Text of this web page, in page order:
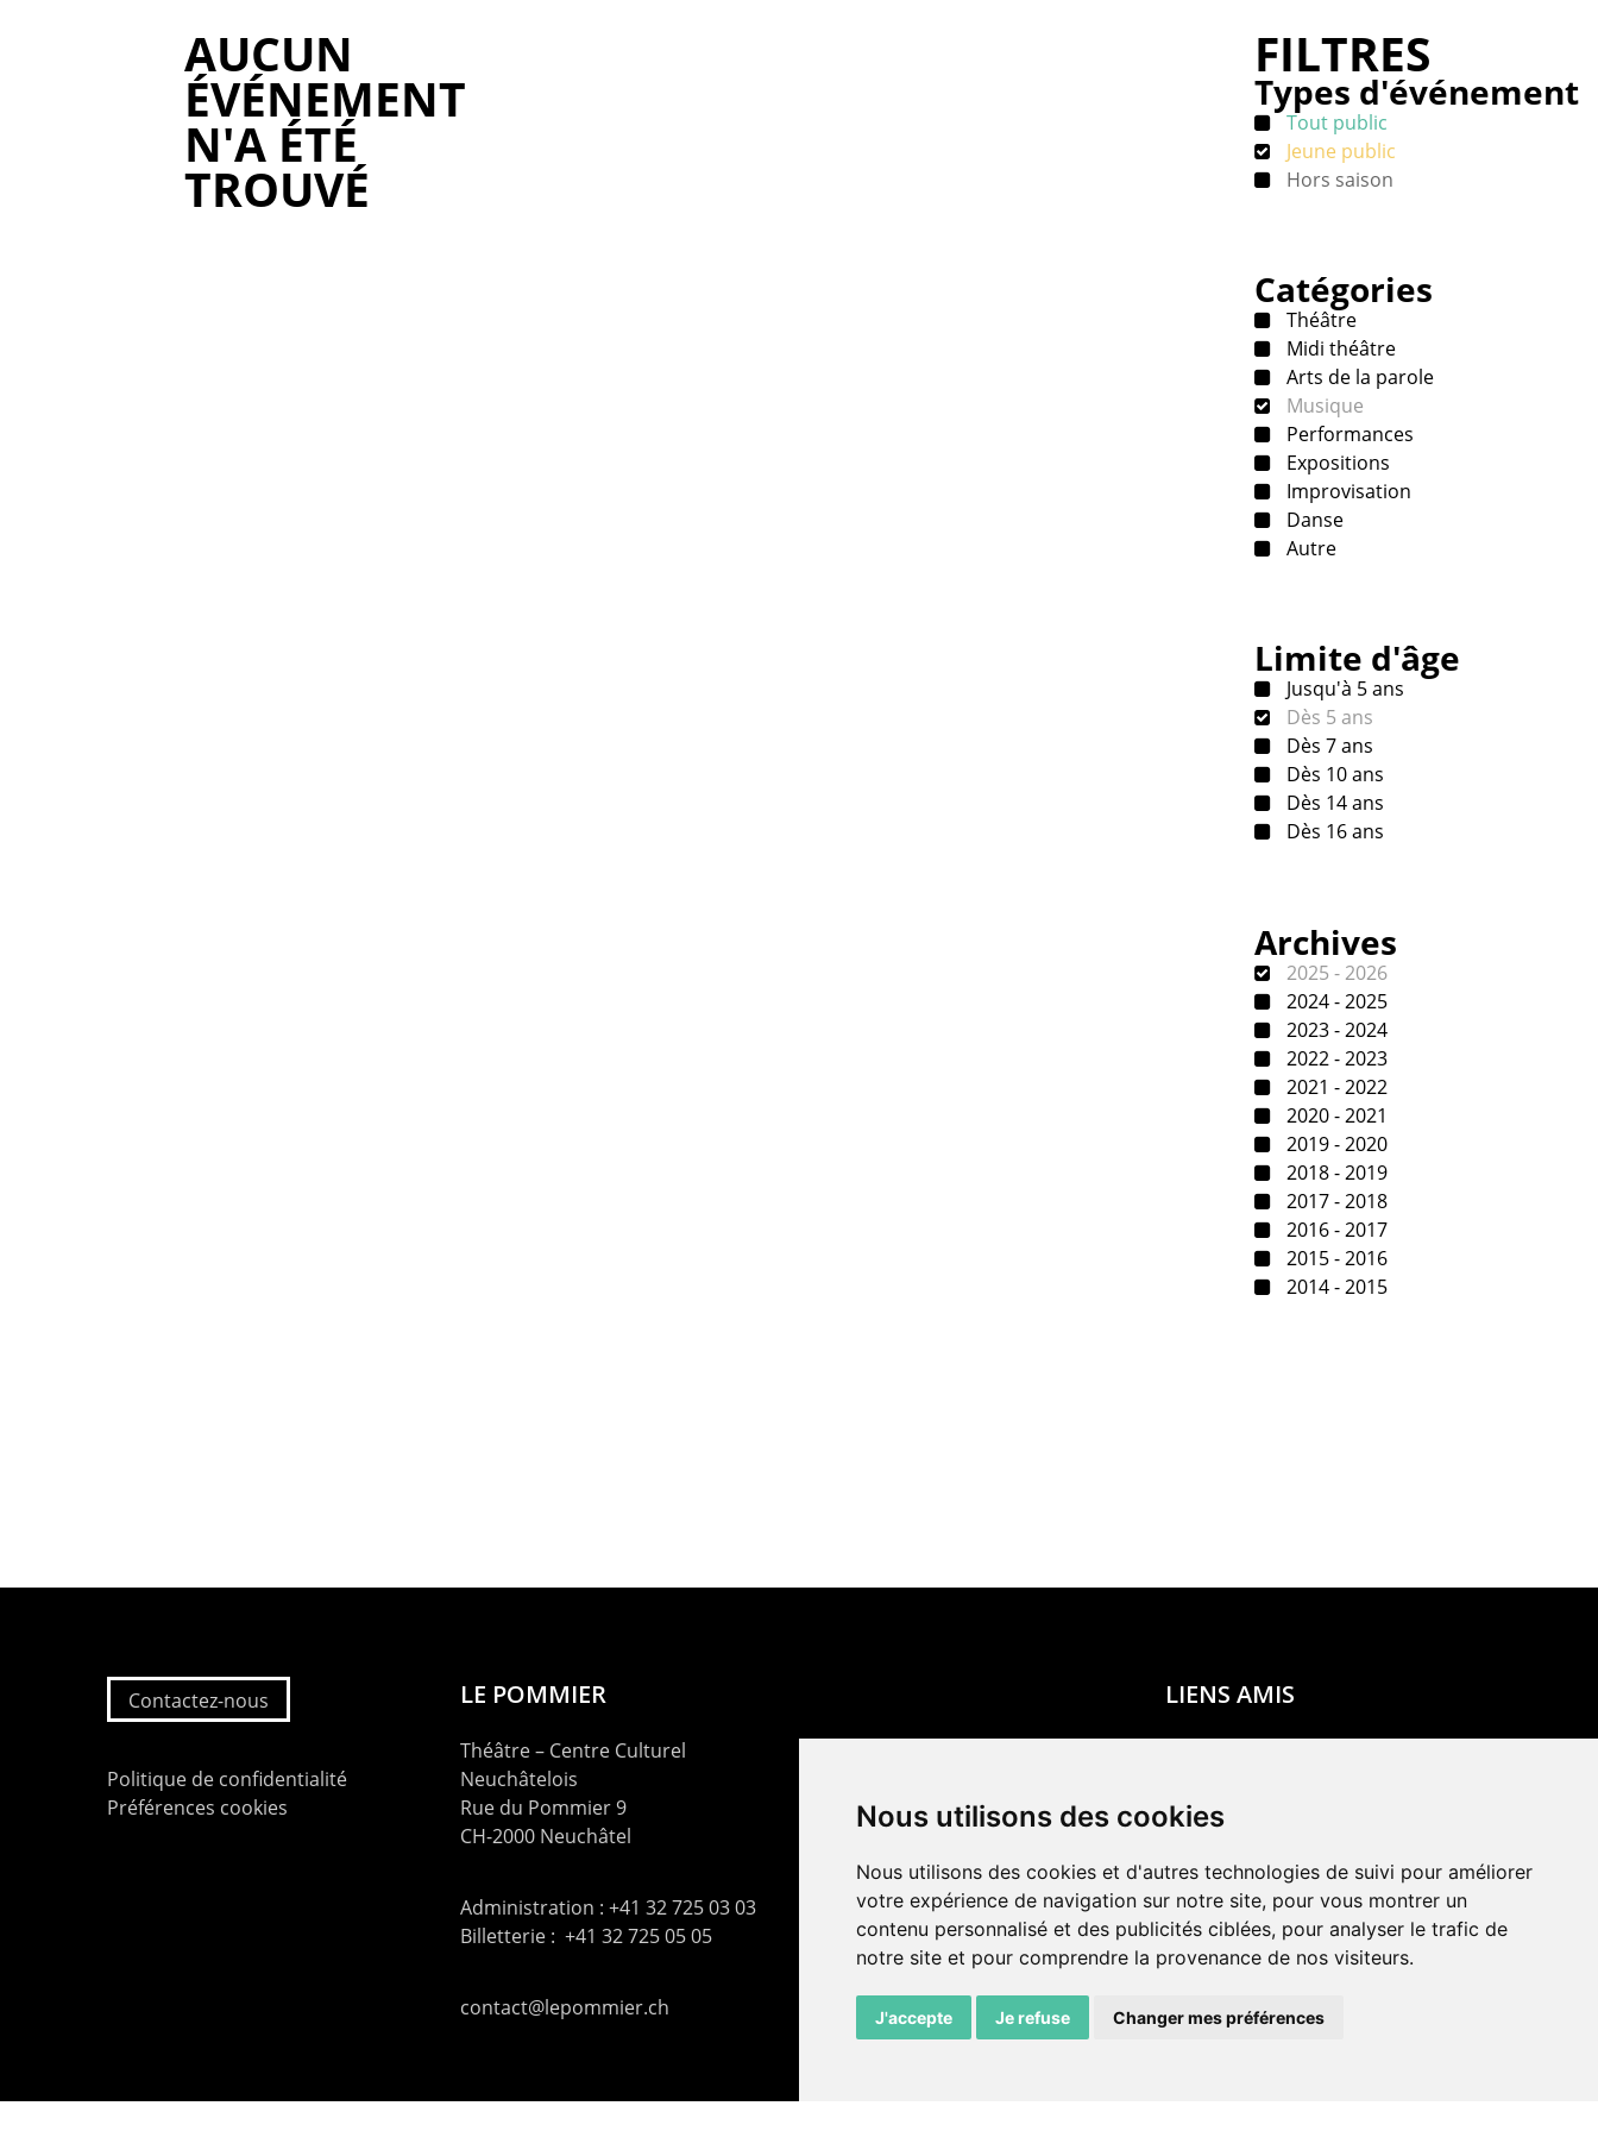
Nous utilisons des cookies
Nous utilisons des cookies et d'autres technologies de suivi pour améliorer
votre expérience de navigation sur notre site, pour vous montrer un
contenu personnalisé et des publicités ciblées, pour analyser le trafic de
notre site et pour comprendre la provenance de nos visiteurs.
J'accepte Je refuse Changer mes préférences
AUCUN
ÉVÉNEMENT
N'A ÉTÉ
TROUVÉ
FILTRES
Types d'événement
Tout public
Jeune public
Hors saison
Catégories
Théâtre
Midi théâtre
Arts de la parole
Musique
Performances
Expositions
Improvisation
Danse
Autre
Limite d'âge
Jusqu'à 5 ans
Dès 5 ans
Dès 7 ans
Dès 10 ans
Dès 14 ans
Dès 16 ans
Archives
2025 - 2026
2024 - 2025
2023 - 2024
2022 - 2023
2021 - 2022
2020 - 2021
2019 - 2020
2018 - 2019
2017 - 2018
2016 - 2017
2015 - 2016
2014 - 2015
Contactez-nous
Politique de confidentialité
Préférences cookies
LE POMMIER
Théâtre – Centre Culturel
Neuchâtelois
Rue du Pommier 9
CH-2000 Neuchâtel
Administration : +41 32 725 03 03
Billetterie : +41 32 725 05 05
contact@lepommier.ch
LIENS AMIS